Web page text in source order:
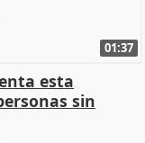
01:37
esta
sin